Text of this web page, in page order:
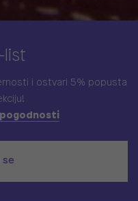
list
i ostvari 5% popusta
se